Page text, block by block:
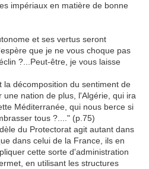
impériaux en matière de bonne
et ses vertus seront
que je ne vous choque pas
?...Peut-être, je vous laisse
la décomposition du sentiment de
nation de plus, l'Algérie, qui ira
Méditerranée, qui nous berce si
tous ?...." (p.75)
du Protectorat agit autant dans
dans celui de la France, ils en
cette sorte d'administration
en utilisant les structures